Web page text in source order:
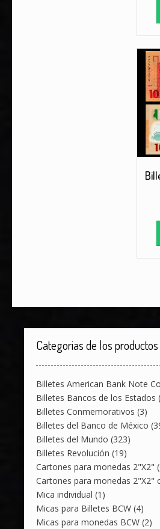
Categorias de los productos
Billetes American Bank Note
Billetes Bancos de los Estados
Billetes Conmemorativos (3)
Billetes del Banco de México
Billetes del Mundo (323)
Billetes Revolución (19)
Cartones para monedas 2"X2"
Cartones para monedas 2"X2"
Mica individual (1)
Micas para Billetes BCW (4)
Micas para monedas BCW (2)